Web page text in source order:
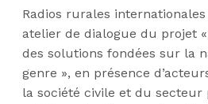
Radios rurales internationales
atelier de dialogue du projet «
des solutions fondées sur la
genre », en présence
la société civile et du secteur